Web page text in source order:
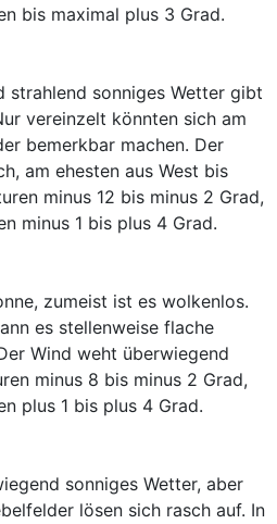
bis maximal plus 3 Grad.
strahlend sonniges Wetter gibt
vereinzelt könnten sich am
bemerkbar machen. Der
am ehesten aus West bis
minus 12 bis minus 2 Grad,
minus 1 bis plus 4 Grad.
zumeist ist es wolkenlos.
es stellenweise flache
Wind weht überwiegend
minus 8 bis minus 2 Grad,
plus 1 bis plus 4 Grad.
sonniges Wetter, aber
lösen sich rasch auf. In